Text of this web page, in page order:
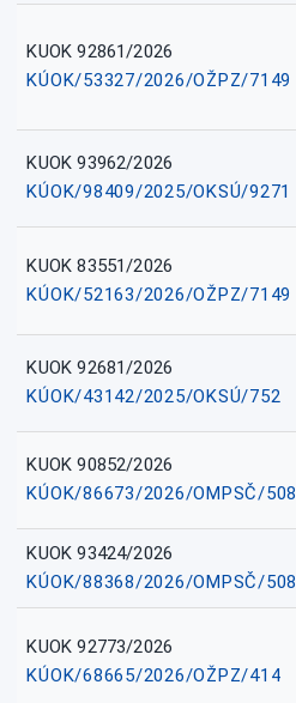
KUOK 92861/2026
KÚOK/53327/2026/OŽPZ/7149
KUOK 93962/2026
KÚOK/98409/2025/OKSÚ/9271
KUOK 83551/2026
KÚOK/52163/2026/OŽPZ/7149
KUOK 92681/2026
KÚOK/43142/2025/OKSÚ/752
KUOK 90852/2026
KÚOK/86673/2026/OMPSČ/508
KUOK 93424/2026
KÚOK/88368/2026/OMPSČ/508
KUOK 92773/2026
KÚOK/68665/2026/OŽPZ/414